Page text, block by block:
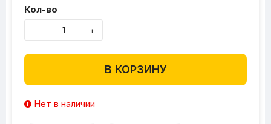
Кол-во
- +
В КОРЗИНУ
Нет в наличии